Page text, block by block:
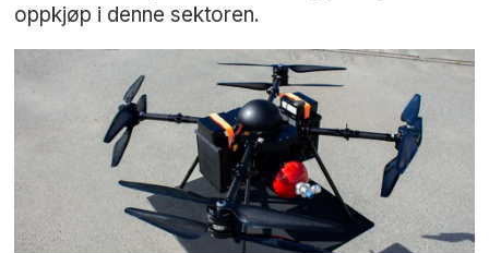
oppkjøp i denne sektoren.